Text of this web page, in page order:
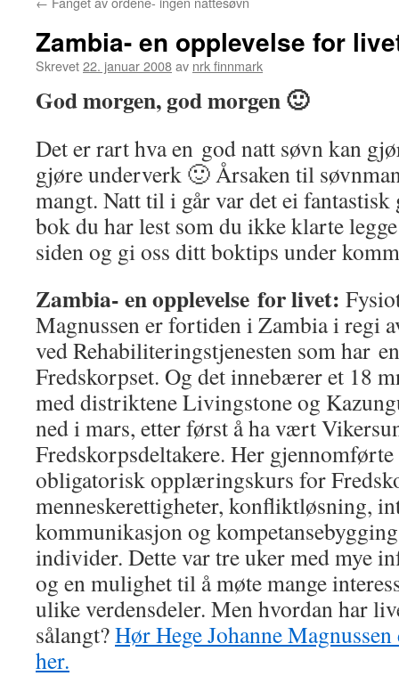
Zambia- en opplevelse for
Skrevet22. januar 2008av nrk finnmark
God morgen, god morgen 🙂
Det er rart hva en god natt søvn kan
gjøre underverk 🙂 Årsaken til
mangt. Natt til i går var det ei
bok du har lest som du ikke klarte
siden og gi oss ditt boktips under
Zambia- en opplevelse for livet:
Magnussen er fortiden i Zambia i regi
ved Rehabiliteringstjenesten som har
Fredskorpset. Og det innebærer et 18
med distriktene Livingstone og
ned i mars, etter først å ha vært
Fredskorpsdeltakere. Her
obligatorisk opplæringskurs for
menneskerettigheter, konfliktløsning,
kommunikasjon og
individer. Dette var tre uker med mye
og en mulighet til å møte mange
ulike verdensdeler. Men hvordan har
sålangt?Hør Hege Johanne
her.